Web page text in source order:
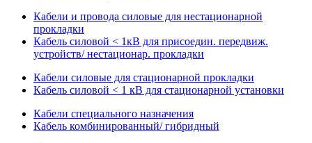
Кабели и провода силовые для нестационарной
прокладки
Кабель силовой < 1кВ для присоедин. передвиж.
устройств/ нестационар. прокладки
Кабели силовые для стационарной прокладки
Кабель силовой < 1 кВ для стационарной установки
Кабели специального назначения
Кабель комбинированный/ гибридный